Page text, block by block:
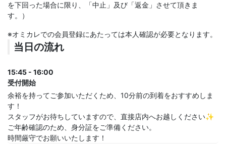
を下回った場合に限り、「中止」及び「返金」させて頂きま
す。）
※オミカレでの会員登録にあたっては本人確認が必要となります。
当日の流れ
15:45 - 16:00
受付開始
余裕を持ってご参加いただくため、10分前の到着をおすすめしま
す！
スタッフがお待ちしていますので、直接店内へお越しください✨
ご年齢確認のため、身分証をご準備ください。
時間厳守でお願いいたします！